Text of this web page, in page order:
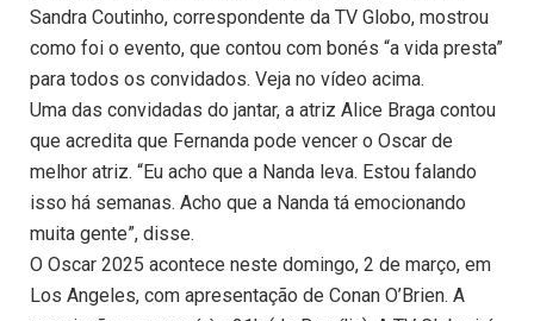
Sandra Coutinho, correspondente da TV Globo, mostrou
como foi o evento, que contou com bonés “a vida presta”
para todos os convidados. Veja no vídeo acima.
Uma das convidadas do jantar, a atriz Alice Braga contou
que acredita que Fernanda pode vencer o Oscar de
melhor atriz. “Eu acho que a Nanda leva. Estou falando
isso há semanas. Acho que a Nanda tá emocionando
muita gente”, disse.
O Oscar 2025 acontece neste domingo, 2 de março, em
Los Angeles, com apresentação de Conan O’Brien. A